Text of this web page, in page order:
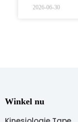
2026-06-30
Winkel nu